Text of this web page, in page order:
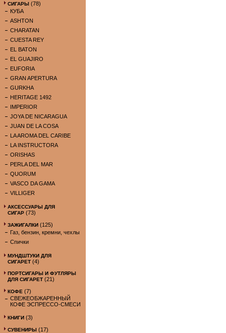
СИГАРЫ (78)
КУБА
ASHTON
CHARATAN
CUESTA REY
EL BATON
EL GUAJIRO
EUFORIA
GRAN APERTURA
GURKHA
HERITAGE 1492
IMPERIOR
JOYA DE NICARAGUA
JUAN DE LA COSA
LA AROMA DEL CARIBE
LA INSTRUCTORA
ORISHAS
PERLA DEL MAR
QUORUM
VASCO DA GAMA
VILLIGER
АКСЕССУАРЫ ДЛЯ
СИГАР (73)
ЗАЖИГАЛКИ (125)
Газ, бензин, кремни, чехлы
Спички
МУНДШТУКИ ДЛЯ
СИГАРЕТ (4)
ПОРТСИГАРЫ И ФУТЛЯРЫ
ДЛЯ СИГАРЕТ (21)
КОФЕ (7)
СВЕЖЕОБЖАРЕННЫЙ
КОФЕ ЭСПРЕССО-СМЕСИ
КНИГИ (3)
СУВЕНИРЫ (17)